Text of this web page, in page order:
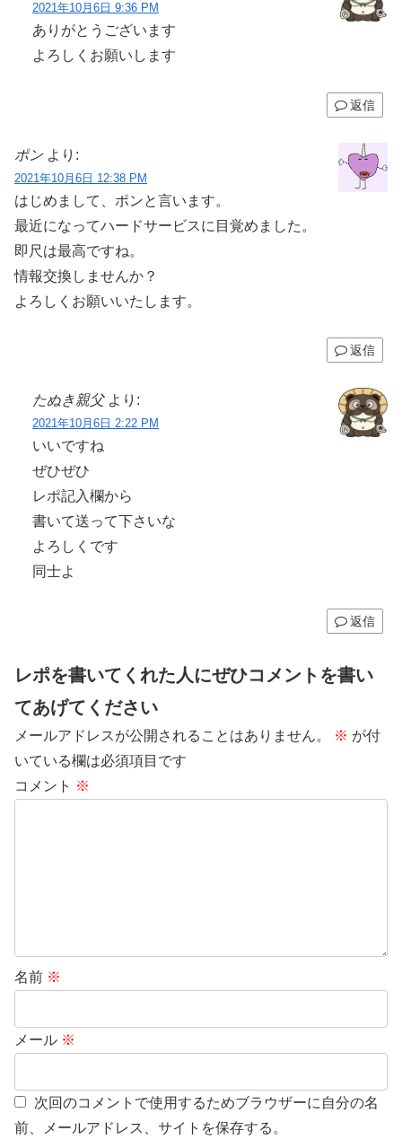
2021年10月6日 9:36 PM
ありがとうございます
よろしくお願いします
返信
ポン より:
2021年10月6日 12:38 PM
はじめまして、ポンと言います。
最近になってハードサービスに目覚めました。
即尺は最高ですね。
情報交換しませんか？
よろしくお願いいたします。
返信
たぬき親父 より:
2021年10月6日 2:22 PM
いいですね
ぜひぜひ
レポ記入欄から
書いて送って下さいな
よろしくです
同士よ
返信
レポを書いてくれた人にぜひコメントを書い
てあげてください
メールアドレスが公開されることはありません。 ※ が付
いている欄は必須項目です
コメント ※
名前 ※
メール ※
次回のコメントで使用するためブラウザーに自分の名
前、メールアドレス、サイトを保存する。